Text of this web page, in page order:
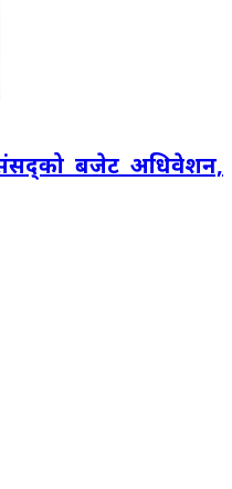
संसद्‌को बजेट अधिवेशन,